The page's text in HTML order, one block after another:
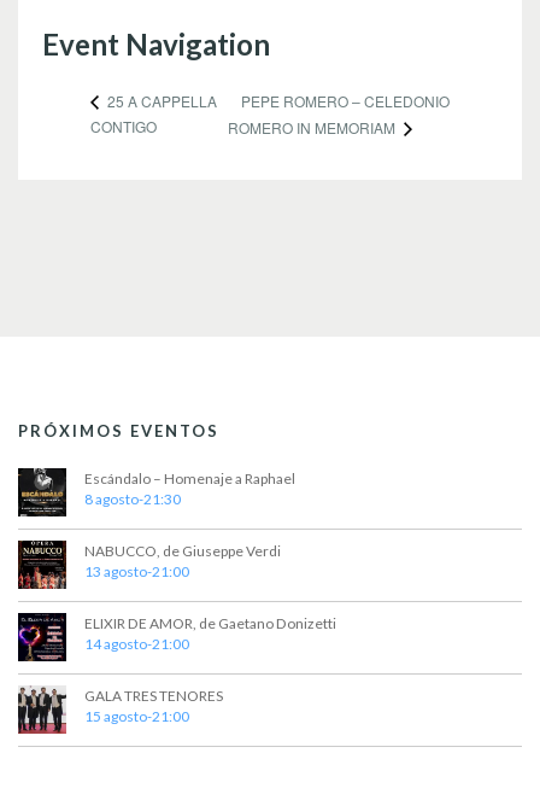
Event Navigation
25 A CAPPELLA
CONTIGO
PEPE ROMERO – CELEDONIO
ROMERO IN MEMORIAM
PRÓXIMOS EVENTOS
Escándalo – Homenaje a Raphael
8 agosto-21:30
NABUCCO, de Giuseppe Verdi
13 agosto-21:00
ELIXIR DE AMOR, de Gaetano Donizetti
14 agosto-21:00
GALA TRES TENORES
15 agosto-21:00